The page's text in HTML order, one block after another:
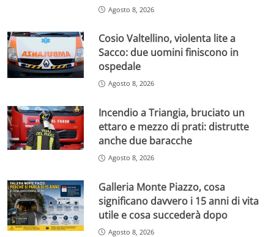
Agosto 8, 2026
Cosio Valtellino, violenta lite a
Sacco: due uomini finiscono in
ospedale
Agosto 8, 2026
Incendio a Triangia, bruciato un
ettaro e mezzo di prati: distrutte
anche due baracche
Agosto 8, 2026
Galleria Monte Piazzo, cosa
significano davvero i 15 anni di vita
utile e cosa succederà dopo
Agosto 8, 2026